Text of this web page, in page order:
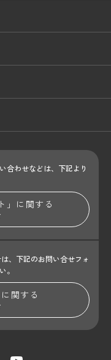
合わせなどは、下記より
」に関する
、 下記のお問い合せフォ
。
関する